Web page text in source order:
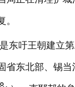
。
东吁王朝建立
省东北部、锡